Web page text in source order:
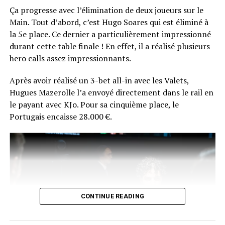
peu déstabilisé par l’ambiance autour de lui, Hugues n’a
que très peu exprimé sa joie, mais il a tout de même fini
par donner une interview à Comanche.
La réaction du vainqueur fera certainement son petit
bonhomme de chemin sur les réseaux du poker
français… En plus de ça, Chotec risque de se souvenir
longtemps de sa photo d’après-victoire… en peignoir !
Ça progresse avec l’élimination de deux joueurs sur le
Main. Tout d’abord, c’est Hugo Soares qui est éliminé à
la 5e place. Ce dernier a particulièrement impressionné
durant cette table finale ! En effet, il a réalisé plusieurs
hero calls assez impressionnants.
Après avoir réalisé un 3-bet all-in avec les Valets,
Hugues Mazerolle l’a envoyé directement dans le rail en
le payant avec KJo. Pour sa cinquième place, le
Portugais encaisse 28.000 €.
CONTINUE READING